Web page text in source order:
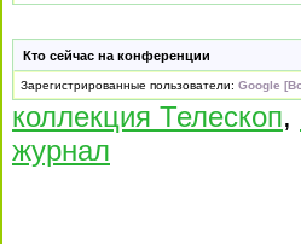
Кто сейчас на конференции
Зарегистрированные пользователи: Google
коллекция Телескоп,
журнал